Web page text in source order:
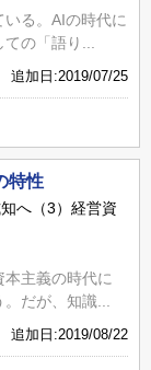
る。AIの時代に
の「語り...
追加日:2019/07/25
特性
へ（3）経営資
本主義の時代に
だが、知識...
追加日:2019/08/22